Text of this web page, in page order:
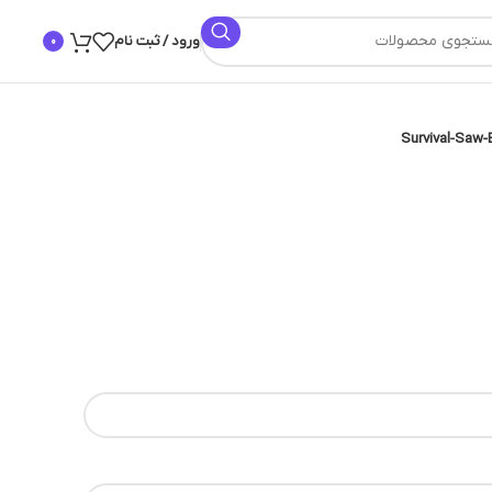
ورود / ثبت نام 0